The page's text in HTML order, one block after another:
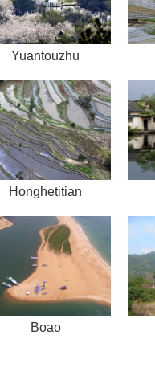
Yuantouzhu
Honghetitian
Boao